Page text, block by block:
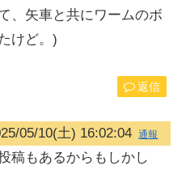
、矢車と共にワームのボ
けど。)
返信
05/10(土) 16:02:04 通報
稿もあるからもしかし